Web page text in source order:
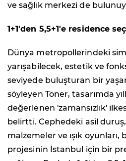
ve sağlık merkezi de
1+1'den 5,5+1'e residence
Dünya metropollerindeki
yarışabilecek, estetik ve
seviyede buluşturan bir
söyleyen Toner, tasarımda
değerlenen 'zamansızlık'
belirtti. Cephedeki asil
malzemeler ve ışık
projesinin İstanbul için bir